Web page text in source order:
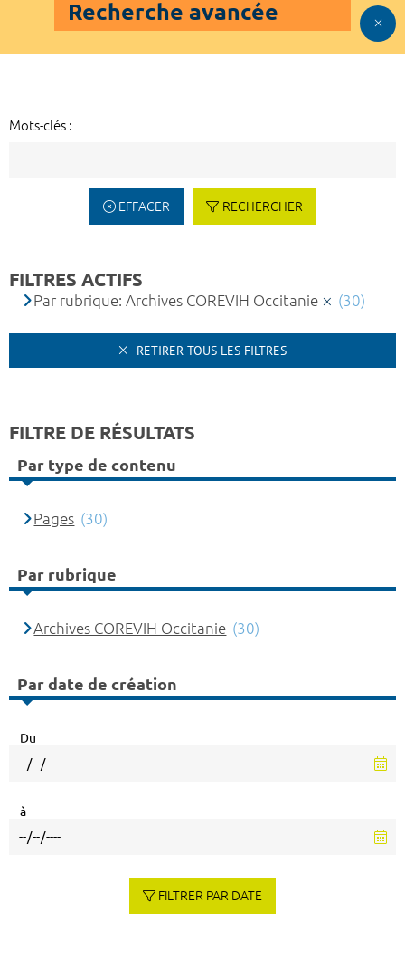
Recherche avancée
Mots-clés :
EFFACER RECHERCHER
FILTRES ACTIFS
Par rubrique: Archives COREVIH Occitanie (30)
RETIRER TOUS LES FILTRES
FILTRE DE RÉSULTATS
Par type de contenu
Pages (30)
Par rubrique
Archives COREVIH Occitanie (30)
Par date de création
Du
à
FILTRER PAR DATE